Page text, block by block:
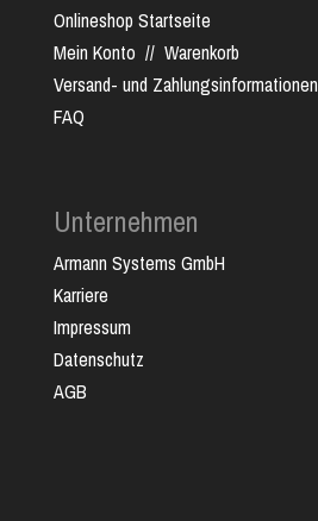
Onlineshop Startseite
Mein Konto // Warenkorb
Versand- und Zahlungsinformationen
FAQ
Unternehmen
Armann Systems GmbH
Karriere
Impressum
Datenschutz
AGB